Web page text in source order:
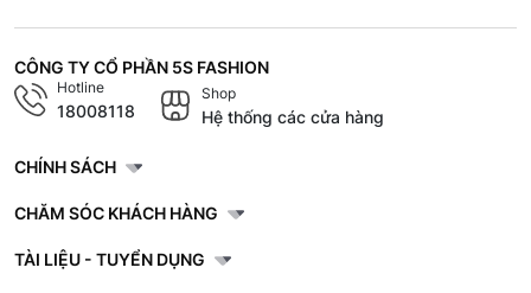
CÔNG TY CỔ PHẦN 5S FASHION
Hotline
18008118
Shop
Hệ thống các cửa hàng
CHÍNH SÁCH
CHĂM SÓC KHÁCH HÀNG
TÀI LIỆU - TUYỂN DỤNG